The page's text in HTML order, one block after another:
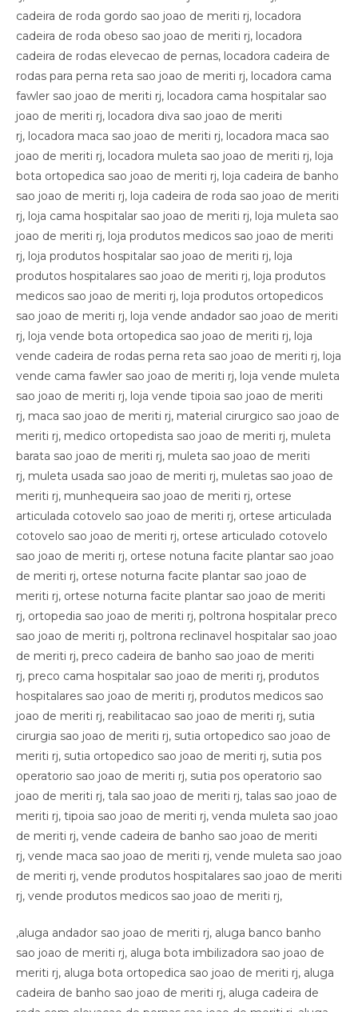
,aluga andador sao joao de meriti rj, aluga banco banho
sao joao de meriti rj, aluga bota imbilizadora sao joao de
meriti rj, aluga bota ortopedica sao joao de meriti rj, aluga
cadeira de banho sao joao de meriti rj, aluga cadeira de